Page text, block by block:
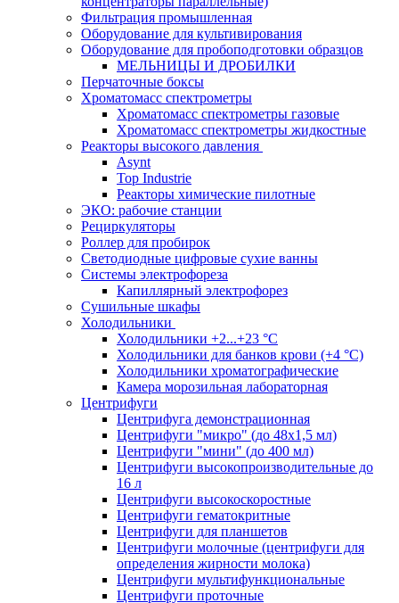
Фильтрация промышленная
Оборудование для культивирования
Оборудование для пробоподготовки образцов
МЕЛЬНИЦЫ И ДРОБИЛКИ
Перчаточные боксы
Хроматомасс спектрометры
Хроматомасс спектрометры газовые
Хроматомасс спектрометры жидкостные
Реакторы высокого давления
Asynt
Top Industrie
Реакторы химические пилотные
ЭКО: рабочие станции
Рециркуляторы
Роллер для пробирок
Светодиодные цифровые сухие ванны
Системы электрофореза
Капиллярный электрофорез
Сушильные шкафы
Холодильники
Холодильники +2...+23 °С
Холодильники для банков крови (+4 °С)
Холодильники хроматографические
Камера морозильная лабораторная
Центрифуги
Центрифуга демонстрационная
Центрифуги "микро" (до 48x1,5 мл)
Центрифуги "мини" (до 400 мл)
Центрифуги высокопроизводительные до
16 л
Центрифуги высокоскоростные
Центрифуги гематокритные
Центрифуги для планшетов
Центрифуги молочные (центрифуги для
определения жирности молока)
Центрифуги мультифункциональные
Центрифуги проточные